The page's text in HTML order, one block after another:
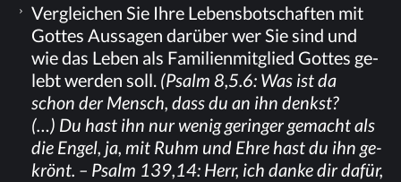
Ver­glei­chen Sie Ihre Le­bens­bot­schaf­ten mit
Got­tes Aus­sa­gen dar­über wer Sie sind und
wie das Le­ben als Fa­mi­li­en­mit­glied Got­tes ge­
lebt wer­den soll. (Psalm 8,5.6: Was ist da
schon der Mensch, dass du an ihn denkst?
(…) Du hast ihn nur we­nig ge­rin­ger ge­macht als
die En­gel, ja, mit Ruhm und Ehre hast du ihn ge­
krönt. – Psalm 139,14: Herr, ich dan­ke dir da­für,